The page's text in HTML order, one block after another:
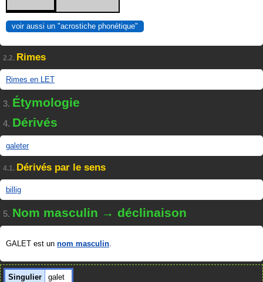
voir aussi un "acrostiche phonétique"
2.2. Rimes
Rimes en LET
3. Étymologie
4. Dérivés
galeter
4.1. Dérivés par le sens
billig
5. Nom masculin → déclinaison
GALET est un nom masculin.
Singulier
galet